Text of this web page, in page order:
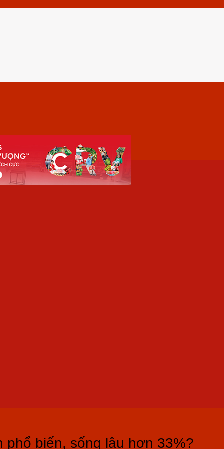
phổ biến, sống lâu hơn 33%?